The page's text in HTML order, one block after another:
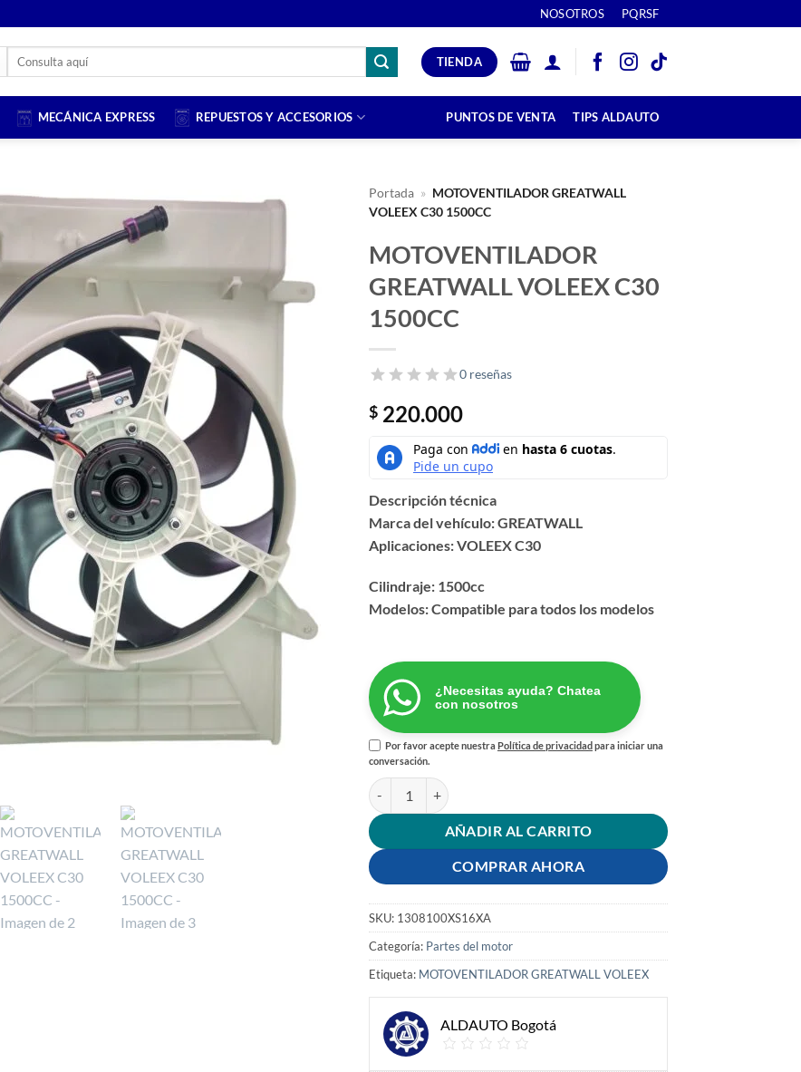
NOSOTROS PQRSF
Buscar
TIENDA
MECÁNICA EXPRESS REPUESTOS Y ACCESORIOS PUNTOS DE VENTA TIPS ALDAUTO
Portada » MOTOVENTILADOR GREATWALL
VOLEEX C30 1500CC
MOTOVENTILADOR
GREATWALL VOLEEX C30
1500CC
0 reseñas
$ 220.000
Descripción técnica
Marca del vehículo: GREATWALL
Aplicaciones: VOLEEX C30
Cilindraje: 1500cc
Modelos: Compatible para todos los modelos
¿Necesitas ayuda? Chatea
con nosotros
Por favor acepte nuestraPolítica de privacidad para iniciar una
conversación.
MOTOVENTILADOR GREATWALL VOLEEX C30 1500CC cantidad
AÑADIR AL CARRITO
COMPRAR AHORA
SKU: 1308100XS16XA
Categoría: Partes del motor
Etiqueta: MOTOVENTILADOR GREATWALL VOLEEX
ALDAUTO Bogotá